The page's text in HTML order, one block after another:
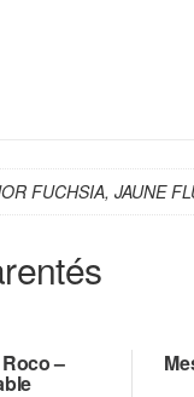
FUCHSIA, JAUNE
–